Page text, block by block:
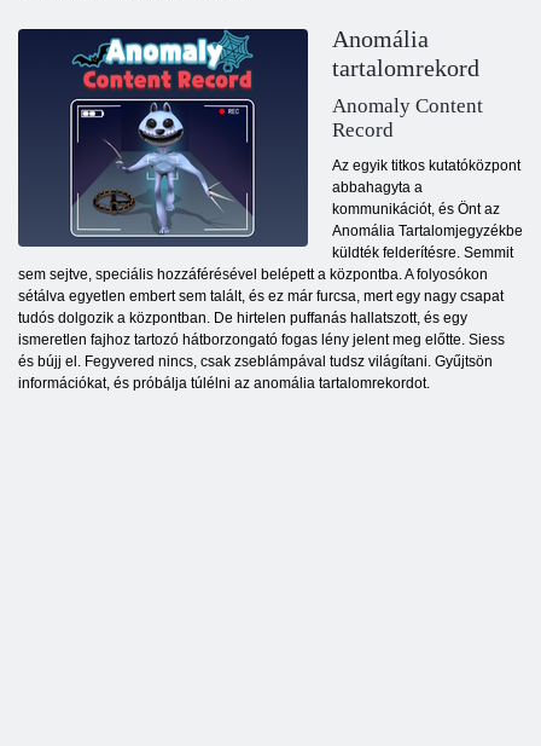
Anomália
tartalomrekord
Anomaly Content
Record
Az egyik titkos kutatóközpont
abbahagyta a
kommunikációt, és Önt az
Anomália Tartalomjegyzékbe
küldték felderítésre. Semmit
sem sejtve, speciális hozzáférésével belépett a központba. A folyosókon
sétálva egyetlen embert sem talált, és ez már furcsa, mert egy nagy csapat
tudós dolgozik a központban. De hirtelen puffanás hallatszott, és egy
ismeretlen fajhoz tartozó hátborzongató fogas lény jelent meg előtte. Siess
és bújj el. Fegyvered nincs, csak zseblámpával tudsz világítani. Gyűjtsön
információkat, és próbálja túlélni az anomália tartalomrekordot.